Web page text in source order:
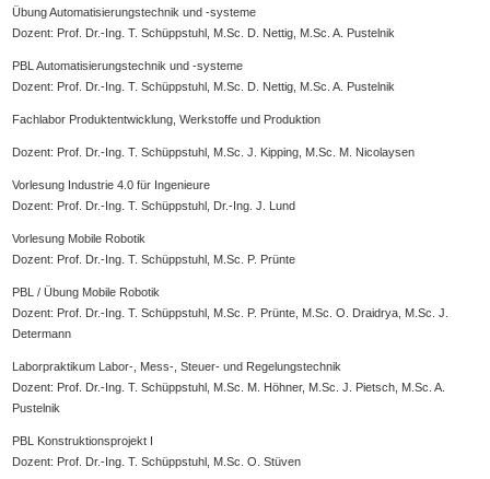
Übung Automatisierungstechnik und -systeme
Dozent: Prof. Dr.-Ing. T. Schüppstuhl, M.Sc. D. Nettig, M.Sc. A. Pustelnik
PBL Automatisierungstechnik und -systeme
Dozent: Prof. Dr.-Ing. T. Schüppstuhl, M.Sc. D. Nettig, M.Sc. A. Pustelnik
Fachlabor Produktentwicklung, Werkstoffe und Produktion
Dozent: Prof. Dr.-Ing. T. Schüppstuhl, M.Sc. J. Kipping, M.Sc. M. Nicolaysen
Vorlesung Industrie 4.0 für Ingenieure
Dozent: Prof. Dr.-Ing. T. Schüppstuhl, Dr.-Ing. J. Lund
Vorlesung Mobile Robotik
Dozent: Prof. Dr.-Ing. T. Schüppstuhl, M.Sc. P. Prünte
PBL / Übung Mobile Robotik
Dozent: Prof. Dr.-Ing. T. Schüppstuhl, M.Sc. P. Prünte, M.Sc. O. Draidrya, M.Sc. J.
Determann
Laborpraktikum Labor-, Mess-, Steuer- und Regelungstechnik
Dozent: Prof. Dr.-Ing. T. Schüppstuhl, M.Sc. M. Höhner, M.Sc. J. Pietsch, M.Sc. A.
Pustelnik
PBL Konstruktionsprojekt I
Dozent: Prof. Dr.-Ing. T. Schüppstuhl, M.Sc. O. Stüven